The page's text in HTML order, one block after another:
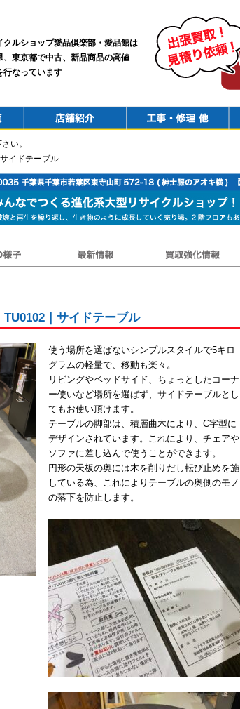
クルショップ愛品倶楽部・愛品館は
、東京都で中古、新品商品の高値
行なっています
い。
イドテーブル
｜サイドテーブル
使う場所を選ばないシンプルスタイルで5キロ
グラムの軽量で、移動も楽々。
リビングやベッドサイド、ちょっとしたコーナ
ー使いなど場所を選ばず、サイドテーブルとし
てもお使い頂けます。
テーブルの脚部は、積層曲木により、C字型に
デザインされています。これにより、チェアや
ソファに差し込んで使うことができます。
円形の天板の奥には木を削りだし転び止めを施
している為、これによりテーブルの奥側のモノ
の落下を防止します。